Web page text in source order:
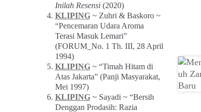
Inilah Resensi(2020)
KLIPING~ Zuhri & Baskoro ~
“Pencemaran Udara Aroma
Terasi Masuk Lemari”
(FORUM_No. 1 Th. III, 28 April
1994)
KLIPING~ “Timah Hitam di
Atas Jakarta” (Panji Masyarakat,
Mei 1997)
KLIPING~ Sayadi ~ “Bersih
Denggan Prodasih: Razia